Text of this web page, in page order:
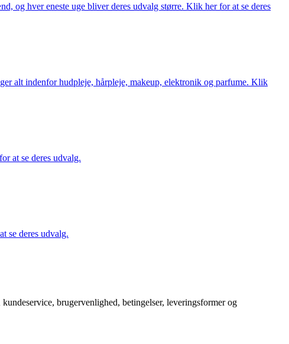
og hver eneste uge bliver deres udvalg større. Klik her for at se deres
alt indenfor hudpleje, hårpleje, makeup, elektronik og parfume. Klik
at se deres udvalg.
se deres udvalg.
brugervenlighed, betingelser, leveringsformer og